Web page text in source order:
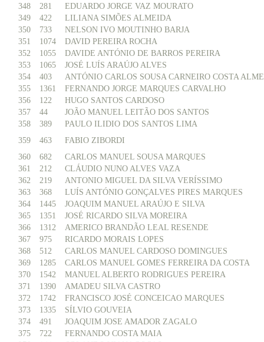
348 281
EDUARDO JORGE VAZ MOURATO
349
422
LILIANA SIMÕES ALMEIDA
350
733
NELSON IVO MOUTINHO BARJA
351
1074
DAVID PEREIRA ROCHA
352
1055
DAVIDE ANTÓNIO DE BARROS PEREIRA
353
1065
JOSÉ LUÍS ARAÚJO ALVES
354
403
ANTÓNIO CARLOS SOUSA CARNEIRO COSTA
355
1361
FERNANDO JORGE MARQUES CARVALHO
356
122
HUGO SANTOS CARDOSO
357
44
JOÃO MANUEL LEITÃO DOS SANTOS
358
389
PAULO ILIDIO DOS SANTOS LIMA
359
463
FABIO ZIBORDI
360
682
CARLOS MANUEL SOUSA MARQUES
361
212
CLÁUDIO NUNO ALVES VAZA
362
219
ANTONIO MIGUEL DA SILVA VERÍSSIMO
363
368
LUÍS ANTÓNIO GONÇALVES PIRES MARQUES
364
1445
JOAQUIM MANUEL ARAÚJO E SILVA
365
1351
JOSÉ RICARDO SILVA MOREIRA
366
1312
AMERICO BRANDÃO LEAL RESENDE
367
975
RICARDO MORAIS LOPES
368
512
CARLOS MANUEL CARDOSO DOMINGUES
369
1285
CARLOS MANUEL GOMES FERREIRA DA COSTA
370
1542
MANUEL ALBERTO RODRIGUES PEREIRA
371
1390
AMADEU SILVA CASTRO
372
1742
FRANCISCO JOSÉ CONCEICAO MARQUES
373
1335
SÍLVIO GOUVEIA
374
491
JOAQUIM JOSE AMADOR ZAGALO
375
722
FERNANDO COSTA MAIA